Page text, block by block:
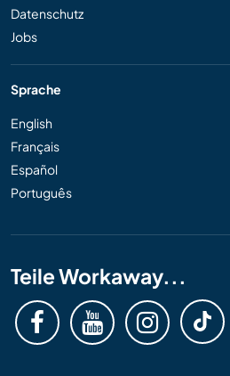
Datenschutz
Jobs
Sprache
English
Français
Español
Português
Teile Workaway...